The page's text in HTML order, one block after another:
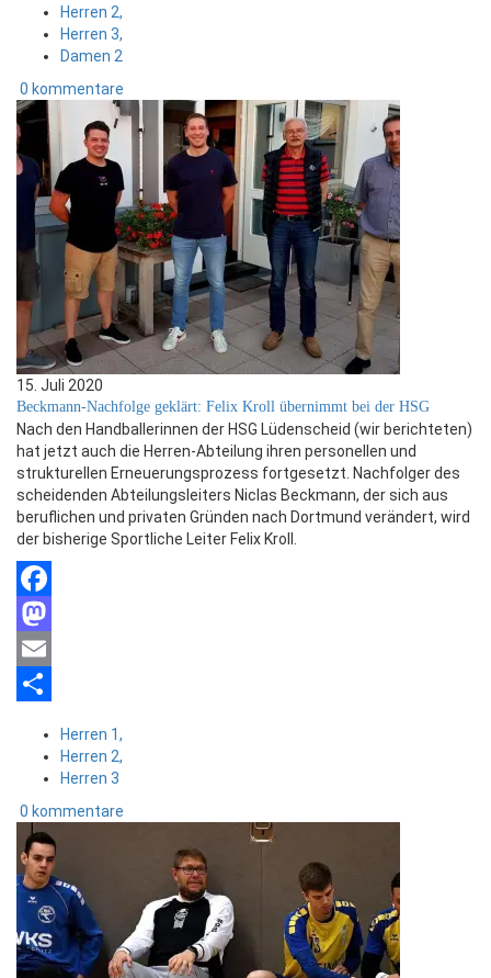
Herren 2,
Herren 3,
Damen 2
0 kommentare
15. Juli 2020
Beckmann-Nachfolge geklärt: Felix Kroll übernimmt bei der HSG
Nach den Handballerinnen der HSG Lüdenscheid (wir berichteten)
hat jetzt auch die Herren-Abteilung ihren personellen und
strukturellen Erneuerungsprozess fortgesetzt. Nachfolger des
scheidenden Abteilungsleiters Niclas Beckmann, der sich aus
beruflichen und privaten Gründen nach Dortmund verändert, wird
der bisherige Sportliche Leiter Felix Kroll.
Facebook
Mastodon
Email
Herren 1,
Herren 2,
Herren 3
0 kommentare